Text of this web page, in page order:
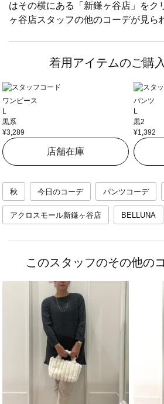
はその横にある「新鎌ヶ谷店」をク
ヶ谷店スタッフの他のコーデが見ら
着用アイテムのご購
ワンピース
L
黒系
¥3,289
店舗在庫
パンツ
L
黒2
¥1,392
秋 今日のコーデ パンツコーデ
アクロスモール新鎌ヶ谷店 BELLUNA
このスタッフのその他の